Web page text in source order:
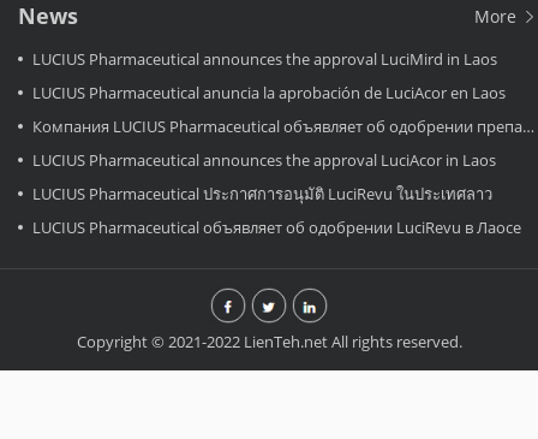
News More
LUCIUS Pharmaceutical announces the approval LuciMird in Laos
LUCIUS Pharmaceutical anuncia la aprobación de LuciAcor en Laos
Компания LUCIUS Pharmaceutical объявляет об одобрении препарата LuciAcor в Лаосе.
LUCIUS Pharmaceutical announces the approval LuciAcor in Laos
LUCIUS Pharmaceutical ประกาศการอนุมัติ LuciRevu ในประเทศลาว
LUCIUS Pharmaceutical объявляет об одобрении LuciRevu в Лаосе
Copyright © 2021-2022 LienTeh.net All rights reserved.